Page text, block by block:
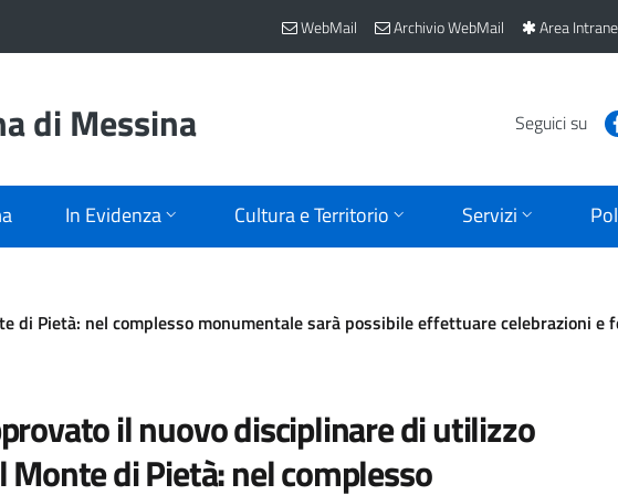
WebMail Archivio WebMail Area
di Messina Seguici su
In Evidenza Cultura e Territorio Servizi
di Pietà: nel complesso monumentale sarà possibile effettuare celebrazioni e
il nuovo disciplinare di utilizzo
Monte di Pietà: nel complesso